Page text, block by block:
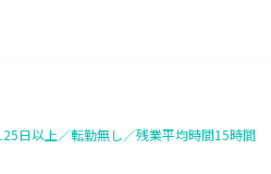
日以上／転勤無し／残業平均時間15時間